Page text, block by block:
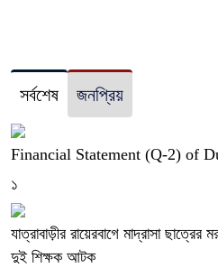
সর্বশেষ জনপ্রিয়
Financial Statement (Q-2) of
১
যাত্রাবাড়ীর রায়েরবাগে মাদ্রাসা
দুই শিক্ষক আটক